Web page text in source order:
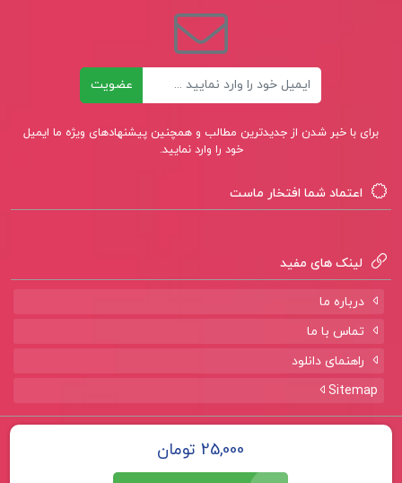
عضویت
برای با خبر شدن از جدیدترین مطالب و همچنین پیشنهادهای ویژه ما ایمیل
خود را وارد نمایید.
اعتماد شما افتخار ماست
لینک های مفید
درباره ما
تماس با ما
راهنمای دانلود
Sitemap
تمامی حقوق برای سایت پروژه لند 25,000 تومان